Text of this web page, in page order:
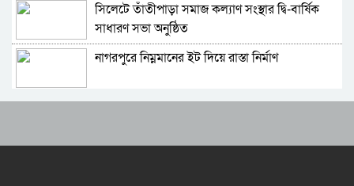
বিমানবন্দরে ভিআইপি-সিআইপিসহ সবাইকে তল্লাশির
নির্দেশ
বিটিভির মহাপরিচালক হলেন কাজী জেসিন
সিলেটে তাঁতীপাড়া সমাজ কল্যাণ সংস্থার দ্বি-বার্ষিক
সাধারণ সভা অনুষ্ঠিত
নাগরপুরে নিম্নমানের ইট দিয়ে রাস্তা নির্মাণ
রাষ্ট্রপতি পদে মির্জা ফখরুলের নাম চূড়ান্ত